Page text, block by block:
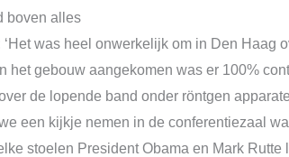
boven alles
‘Het was heel onwerkelijk om in Den Haag
het gebouw aangekomen was er 100%
de lopende band onder röntgen
een kijkje nemen in de conferentiezaal
stoelen President Obama en Mark Rutte